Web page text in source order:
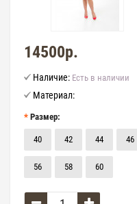
14500р.
Наличие: Есть в наличии
Материал:
Размер:
40 42 44 46
56 58 60